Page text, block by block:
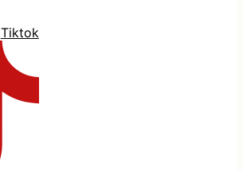
Tiktok